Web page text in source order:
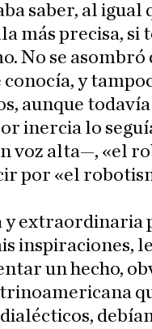
saber, al igual
más precisa, si
No se asombró
y
aunque todavía
inercia lo
voz alta—, «el
por «el
y extraordinaria
inspiraciones,
un hecho,